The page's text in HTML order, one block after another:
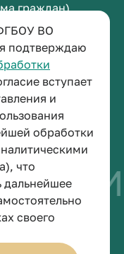
ВО
подтверждаю
вступает
и
обработки
что
дальнейшее
своего
граждан)
зд. 1,
12.30 до 13.00)
университет